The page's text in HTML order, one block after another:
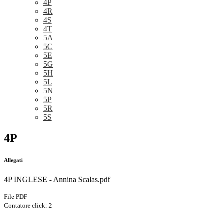
4P
4R
4S
4T
5A
5C
5E
5G
5H
5L
5N
5P
5R
5S
4P
Allegati
4P INGLESE - Annina Scalas.pdf
File PDF
Contatore click: 2